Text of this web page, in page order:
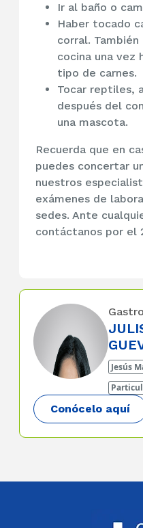
Ir al baño o
Haber tocado
corral.
cocina una vez
tipo de carnes.
Tocar reptiles,
después del
una mascota.
Recuerda que en
puedes concertar
nuestros
exámenes de
sedes. Ante
contáctanos por el
Jesús
Conócelo aquí